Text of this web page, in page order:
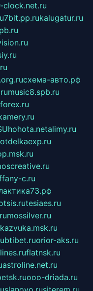
clock.net.ru
7bit.pp.rukalugatur.ru
схема-авто.рф
music8.spb.ru
hohota.netalimy.ru
otdelkaexp.ru
c.ru
tesiaes.ru
mossilver.ru
orior-aks.ru
flatnsk.ru
astroline.net.ru
ooo-driada.ru